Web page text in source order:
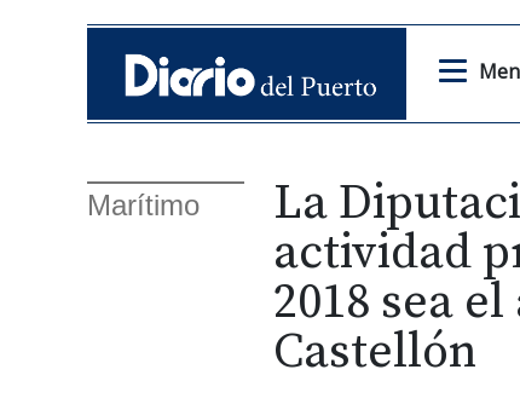
Marítimo
La
actividad
2018 sea
Castellón